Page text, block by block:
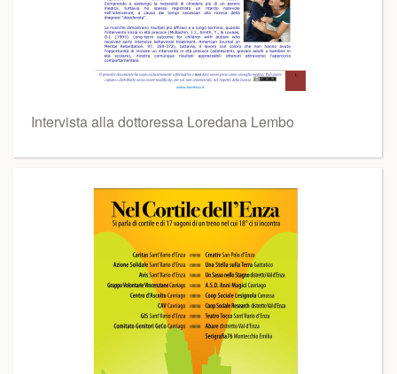
Intervista alla dottoressa Loredana Lembo